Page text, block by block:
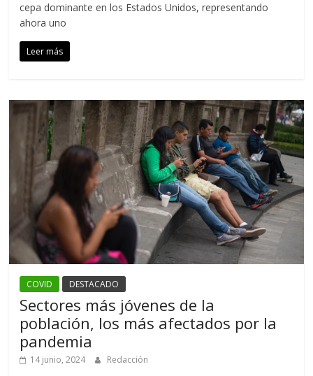
cepa dominante en los Estados Unidos, representando
ahora uno
Leer más
COVID DESTACADO
Sectores más jóvenes de la
población, los más afectados por la
pandemia
14 junio, 2024 Redacción